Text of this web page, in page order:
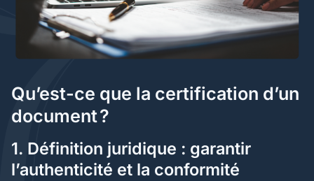
Qu’est-ce que la certification d’un
document ?
1. Définition juridique : garantir
l’authenticité et la conformité